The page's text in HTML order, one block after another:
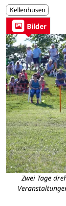
Kellenhusen
Bilder
Zwei Tage